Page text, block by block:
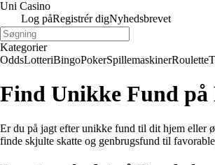
Uni Casino
Log påRegistrér digNyhedsbrevet
Kategorier
OddsLotteriBingoPokerSpillemaskinerRoulette
Find Unikke Fund
Er du på jagt efter unikke fund til dit hjem eller
finde skjulte skatte og genbrugsfund til